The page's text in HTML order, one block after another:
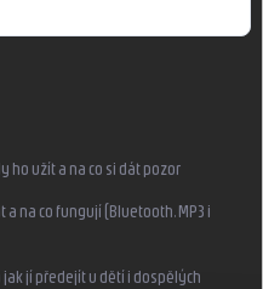
ho užít a na co si dát pozor
na co fungují (Bluetooth, MP3 i
jak jí předejít u dětí i dospělých